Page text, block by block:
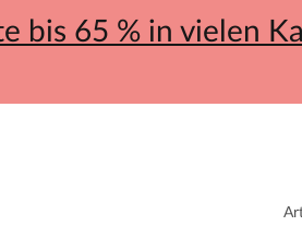
bis 65 % in vielen